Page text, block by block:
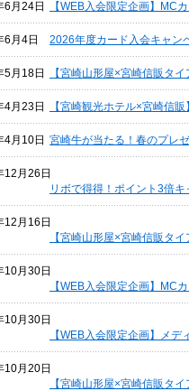
6月24日 【WEB入会限定企画】MC
6月4日 2026年度カード入会キャン
5月18日 【宮崎山形屋×宮崎信販タ
4月23日 【宮崎観光ホテル×宮崎信
4月10日 宮崎牛が当たる！春のプレ
12月26日
リボで得得！ポイント3倍キ
12月16日
【宮崎山形屋×宮崎信販タ
10月30日
【WEB入会限定企画】MC
10月30日
【WEB入会限定企画】メ
10月20日
【宮崎山形屋×宮崎信販タ